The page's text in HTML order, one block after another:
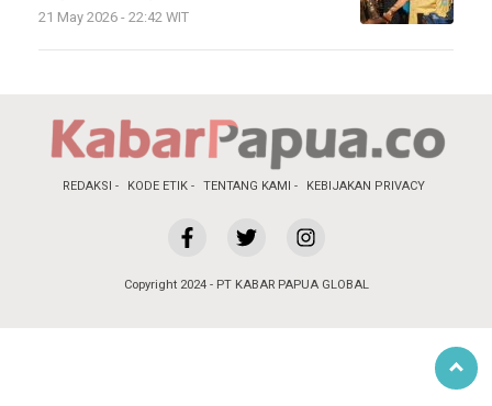
21 May 2026 - 22:42 WIT
REDAKSI KODE ETIK TENTANG KAMI KEBIJAKAN PRIVACY
Copyright 2024 - PT KABAR PAPUA GLOBAL